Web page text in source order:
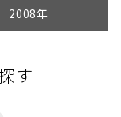
2008年
す